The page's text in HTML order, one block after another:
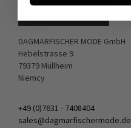
DAGMARFISCHER MODE GmbH
Hebelstrasse 9
79379 Müllheim
Niemcy
+49 (0)7631 - 7408404
sales@dagmarfischermode.de